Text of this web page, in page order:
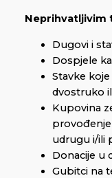
Neprihvatljivim
Dugovi i
Dospjele
Stavke
dvostruko
Kupovina
udrugu i/ili
Donacije u
Gubitci na